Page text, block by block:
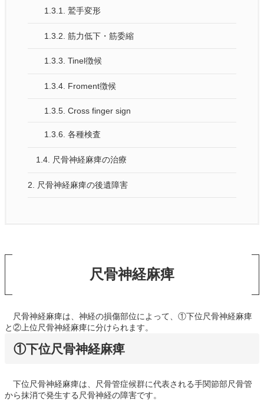
1.3.1. 鷲手変形
1.3.2. 筋力低下・筋委縮
1.3.3. Tinel徴候
1.3.4. Froment徴候
1.3.5. Cross finger sign
1.3.6. 各種検査
1.4. 尺骨神経麻痺の治療
2. 尺骨神経麻痺の後遺障害
尺骨神経麻痺
尺骨神経麻痺は、神経の損傷部位によって、①下位尺骨神経麻痺
と②上位尺骨神経麻痺に分けられます。
①下位尺骨神経麻痺
下位尺骨神経麻痺は、尺骨管症候群に代表される手関節部尺骨管
から抹消で発生する尺骨神経の障害です。